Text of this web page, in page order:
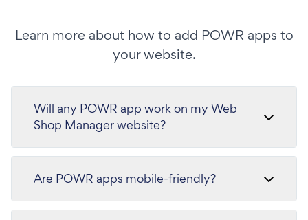
Learn more about how to add POWR apps to
your website.
Will any POWR app work on my Web
Shop Manager website?
Are POWR apps mobile-friendly?